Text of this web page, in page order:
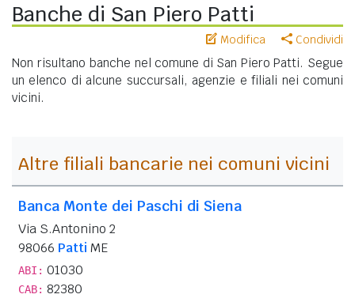
Banche di San Piero Patti
Modifica Condividi
Non risultano banche nel comune di San Piero Patti. Segue
un elenco di alcune succursali, agenzie e filiali nei comuni
vicini.
Altre filiali bancarie nei comuni vicini
Banca Monte dei Paschi di Siena
Via S.Antonino 2
98066 Patti ME
ABI: 01030
CAB: 82380